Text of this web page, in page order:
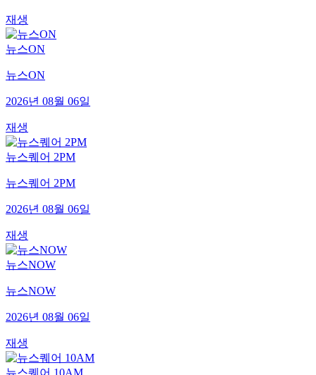
재생
뉴스ON
뉴스ON
2026년 08월 06일
재생
뉴스퀘어 2PM
뉴스퀘어 2PM
2026년 08월 06일
재생
뉴스NOW
뉴스NOW
2026년 08월 06일
재생
뉴스퀘어 10AM